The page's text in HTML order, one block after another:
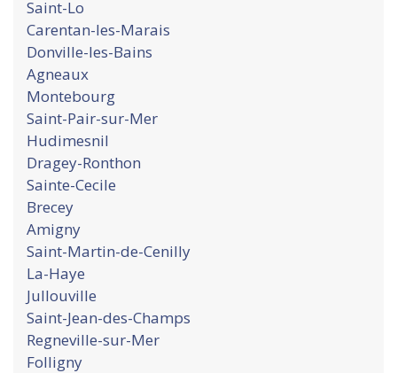
Saint-Lo
Carentan-les-Marais
Donville-les-Bains
Agneaux
Montebourg
Saint-Pair-sur-Mer
Hudimesnil
Dragey-Ronthon
Sainte-Cecile
Brecey
Amigny
Saint-Martin-de-Cenilly
La-Haye
Jullouville
Saint-Jean-des-Champs
Regneville-sur-Mer
Folligny